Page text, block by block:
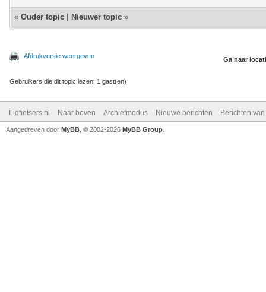
« Ouder topic Nieuwer topic »
Afdrukversie weergeven Ga naar
Gebruikers die dit topic lezen: 1 gast(en)
Ligfietsers.nl Naar boven Archiefmodus Nieuwe berichten Berichten
Aangedreven door MyBB , © 2002-2026 MyBB Group